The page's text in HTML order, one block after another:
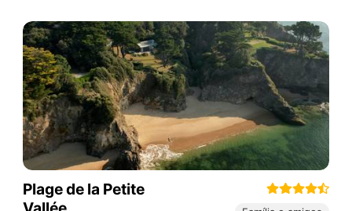
Plage de la Petite